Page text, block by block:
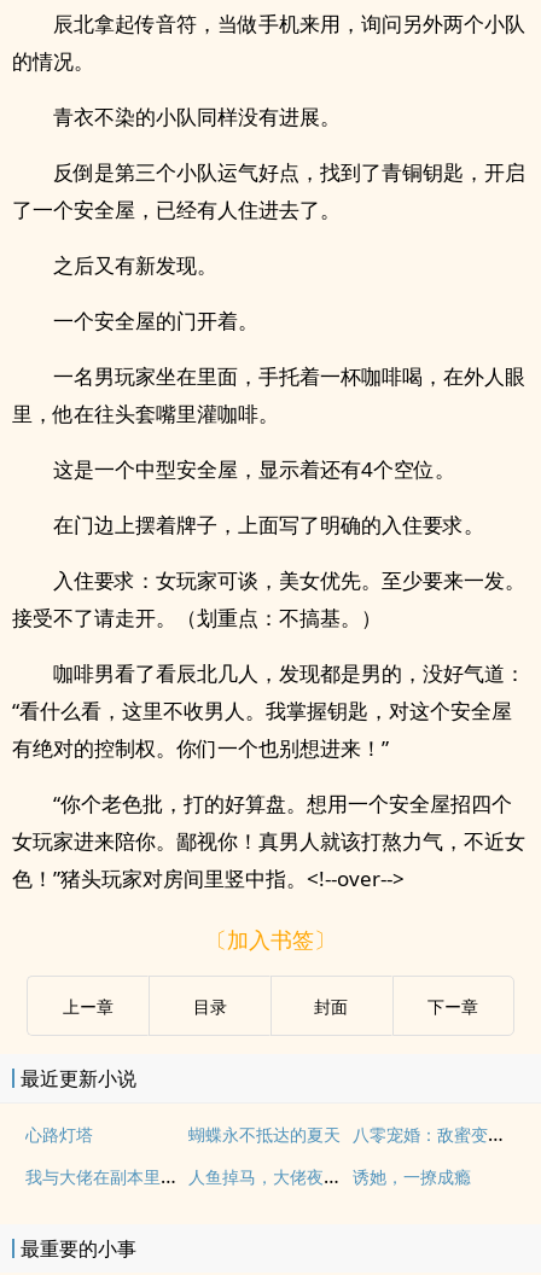
辰北拿起传音符，当做手机来用，询问另外两个小队
的情况。
青衣不染的小队同样没有进展。
反倒是第三个小队运气好点，找到了青铜钥匙，开启
了一个安全屋，已经有人住进去了。
之后又有新发现。
一个安全屋的门开着。
一名男玩家坐在里面，手托着一杯咖啡喝，在外人眼
里，他在往头套嘴里灌咖啡。
这是一个中型安全屋，显示着还有4个空位。
在门边上摆着牌子，上面写了明确的入住要求。
入住要求：女玩家可谈，美‌‌女‍优­‌​先。至少要来一发。
接受不了请走开。（划重点：不搞基。）
咖啡男看了看辰北几人，发现都是男的，没好气道：
“看什么看，这里不收男人。我掌握钥匙，对这个安全屋
有绝对的控制权。你们一个也别想进来！”
“你个老色批，打的好算盘。想用一个安全屋招四个
女玩家进来陪你。鄙视你！真男人就该打熬力气，不近女
色！”猪头玩家对房间里竖中指。<!--over-->
〔加入书签〕
上ー章 目录 封面 下ー章
最近更新小说
心路灯塔 蝴蝶永不抵达的夏天
八零宠婚：敌蜜变妯娌，兄弟齐沦陷
我与大佬在副本里相爱相杀
人鱼掉马，大佬夜夜诱哄我变鱼尾 诱她，一撩成瘾
最重要的小事